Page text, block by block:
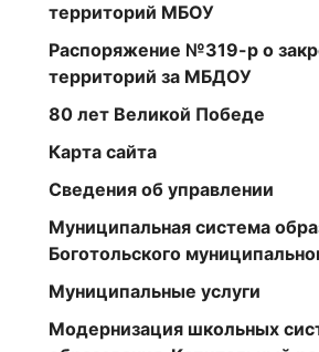
территорий МБОУ
Распоряжение №319-р о
территорий за МБДОУ
80 лет Великой Победе
Карта сайта
Сведения об управлении
Муниципальная система
Боготольского
Муниципальные услуги
Модернизация школьных